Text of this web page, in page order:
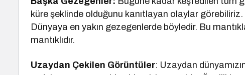
küre şeklinde olduğunu kanıtlayan olaylar
Dünyaya en yakın gezegenlerde böyledir. Bu
mantıklıdır.
Uzaydan Çekilen Görüntüler: Uzaydan